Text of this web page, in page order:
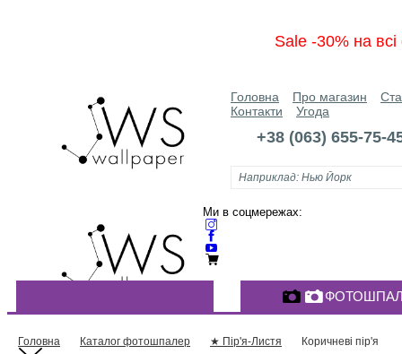
Sale -30% на
Головна Про магазин
Контакти
Угода
+38 (063) 655-75-
Ми в соцмережах:
КАТАЛОГ ФОТОШПАЛЕР
Головна Каталог фотошпалер ★ Пір'я-Листя Коричневі пір'я